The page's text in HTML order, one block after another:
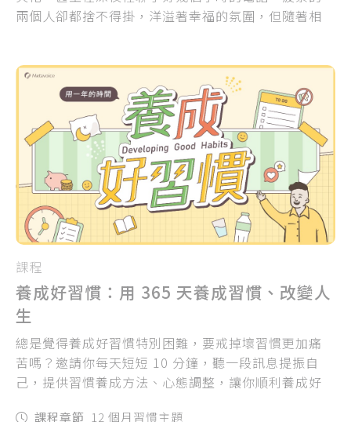
兩個人卻都捨不得掛，洋溢著幸福的氛圍，但隨著相
課程
養成好習慣：用 365 天養成習慣、改變人
生
總是覺得養成好習慣特別困難，要戒掉壞習慣更加痛
苦嗎？邀請你每天短短 10 分鐘，聽一段訊息提振自
己，提供習慣養成方法、心態調整，讓你順利養成好
課程章節 12 個月習慣主題